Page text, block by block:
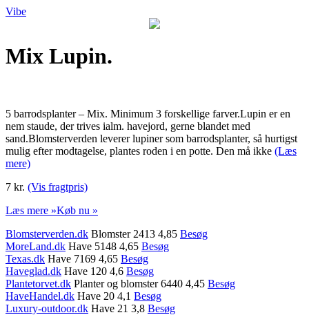
Vibe
Mix Lupin.
5 barrodsplanter – Mix. Minimum 3 forskellige farver.Lupin er en
nem staude, der trives ialm. havejord, gerne blandet med
sand.Blomsterverden leverer lupiner som barrodsplanter, så hurtigst
mulig efter modtagelse, plantes roden i en potte. Den må ikke (Læs
mere)
7 kr. (Vis fragtpris)
Læs mere »Køb nu »
Blomsterverden.dk Blomster 2413 4,85 Besøg
MoreLand.dk Have 5148 4,65 Besøg
Texas.dk Have 7169 4,65 Besøg
Haveglad.dk Have 120 4,6 Besøg
Plantetorvet.dk Planter og blomster 6440 4,45 Besøg
HaveHandel.dk Have 20 4,1 Besøg
Luxury-outdoor.dk Have 21 3,8 Besøg